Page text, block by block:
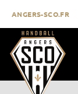
contenu
ANGERS-SCO.FR